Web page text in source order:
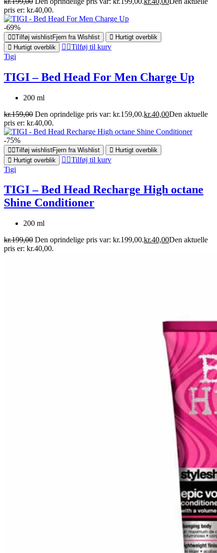
pris er: kr.40,00.
-69%
Tilføj wishlistFjern fra Wishlist
Hurtigt overblik
Hurtigt overblik
Tilføj til kurv
Tigi
TIGI – Bed Head For Men Charge Up
200 ml
kr.159,00 Den oprindelige pris var: kr.159,00.kr.40,00Den aktuelle
pris er: kr.40,00.
-75%
Tilføj wishlistFjern fra Wishlist
Hurtigt overblik
Hurtigt overblik
Tilføj til kurv
Tigi
TIGI – Bed Head Recharge High octane
Shine Conditioner
200 ml
kr.199,00 Den oprindelige pris var: kr.199,00.kr.40,00Den aktuelle
pris er: kr.40,00.